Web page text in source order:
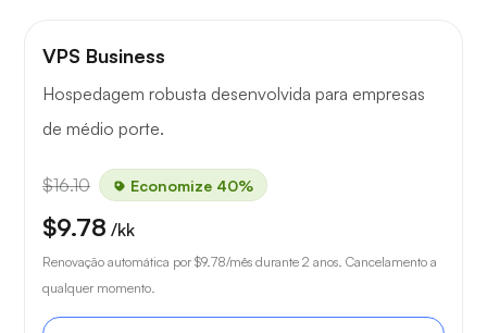
VPS Business
Hospedagem robusta desenvolvida para empresas
de médio porte.
$16.10 Economize 40%
$9.78 /kk
Renovação automática por $9.78/mês durante 2 anos. Cancelamento a
qualquer momento.